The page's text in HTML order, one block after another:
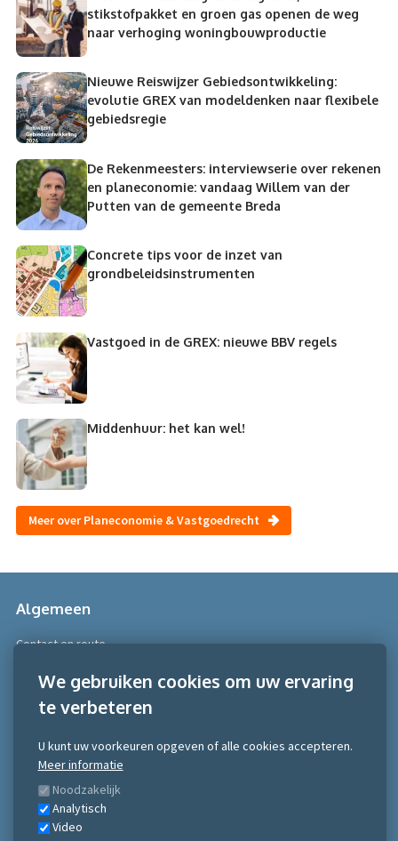
stikstofpakket en groen gas openen de weg
naar verhoging woningbouwproductie
Nieuwe Reiswijzer Gebiedsontwikkeling:
evolutie GREX van modeldenken naar flexibele
gebiedsregie
De Rekenmeesters: interviewserie over rekenen
en planeconomie: vandaag Willem van der
Putten van de gemeente Breda
Concrete tips voor de inzet van
grondbeleidsinstrumenten
Vastgoed in de GREX: nieuwe BBV regels
Middenhuur: het kan wel!
Meer over Planeconomie & Vastgoedrecht
Algemeen
Contact en route
Meer informatie
Algemene voorwaarden
Algemene voorwaarden NRTO consumentenmarkt
Gedragscode NRTO
Privacy Statement
Inschrijven nieuwsbrief
We gebruiken cookies om uw ervaring
te verbeteren
U kunt uw voorkeuren opgeven of alle cookies accepteren.
Meer informatie
Noodzakelijk
Analytisch
Video